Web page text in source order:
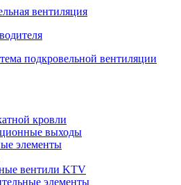
подкровельной вентиляции
кровли
выходы
элементы
вентили KTV
элементы